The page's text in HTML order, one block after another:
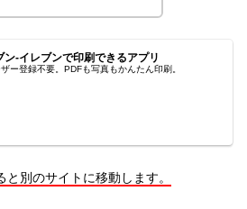
ン‐イレブンで印刷できるアプリ
ー登録不要。PDFも写真もかんたん印刷。
と別のサイトに移動します。